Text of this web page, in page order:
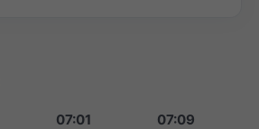
07:01 07:09